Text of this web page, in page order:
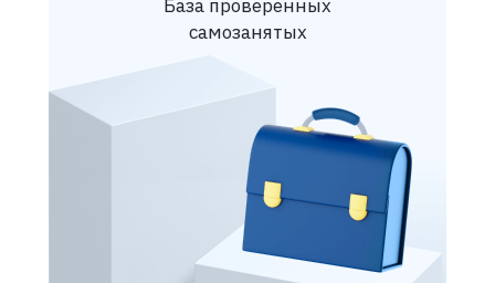
База проверенных
самозанятых